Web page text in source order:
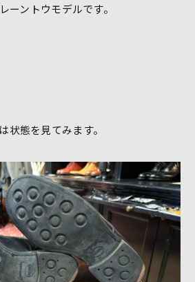
ーントウモデルです。
状態を見てみます。